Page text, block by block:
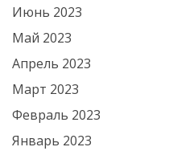
Июнь 2023
Май 2023
Апрель 2023
Март 2023
Февраль 2023
Январь 2023